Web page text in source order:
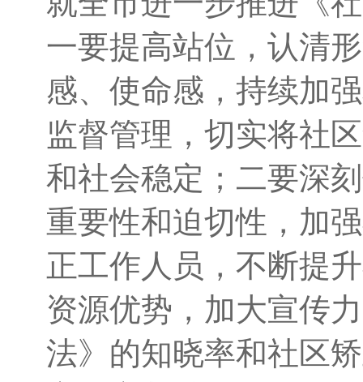
一要提高站位，认清
感、使命感， 持续加
监督管理，切实将社
和社会稳定 ； 二要深
重要性和迫切性，加强
正工作人员，不断提
资源优势 ， 加大宣传
法》的知晓率和社区